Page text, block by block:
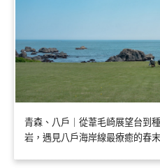
青森、八戶｜從葦毛崎展望台到
岩，遇見八戶海岸線最療癒的春